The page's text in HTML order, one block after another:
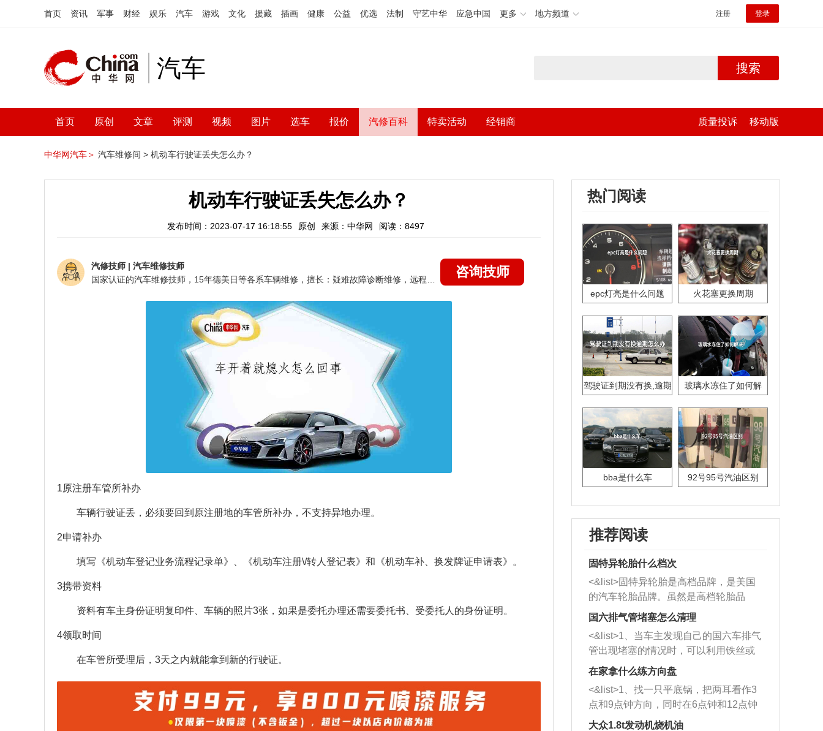
首页 资讯 军事 财经 娱乐 汽车 游戏 文化 援藏 插画 健康 公益 优选 法制 守艺中华 应急中国 更多 地方频道 注册 登录
汽车 搜索
首页 原创 文章 评测 视频 图片 选车 报价 汽修百科 特卖活动 经销商 质量投诉 移动版
中华网汽车＞ 汽车维修间 > 机动车行驶证丢失怎么办？
机动车行驶证丢失怎么办？
发布时间：2023-07-17 16:18:55 原创 来源：中华网 阅读：8497
汽修技师 | 汽车维修技师
咨询技师
1原注册车管所补办
车辆行驶证丢，必须要回到原注册地的车管所补办，不支持异地办理。
2申请补办
填写《机动车登记业务流程记录单》、《机动车注册\/转人登记表》和《机动车补、换发牌证申请表》。
3携带资料
资料有车主身份证明复印件、车辆的照片3张，如果是委托办理还需要委托书、受委托人的身份证明。
4领取时间
在车管所受理后，3天之内就能拿到新的行驶证。
热门阅读
epc灯亮是什么问题 火花塞更换周期
驾驶证到期没有换,逾期
玻璃水冻住了如何解
bba是什么车 92号95号汽油区别
推荐阅读
固特异轮胎什么档次
<&list>固特异轮胎是高档品牌，是美国
的汽车轮胎品牌。虽然是高档轮胎品
牌，但是中高低端的轮胎都有生产，这
也是为了更好的开拓市场。
国六排气管堵塞怎么清理
<&list>1、当车主发现自己的国六车排气
管出现堵塞的情况时，可以利用铁丝或
者是细棍，直接将杂物给取出来，如果
堵塞情况比较严重，也可以采取应急措
施。 <&list>2、直接利用木棍将所有的
杂物推到排气管里面的位置处，然后将
三元催化器拆解开，就可以将堵塞的东
在家拿什么练方向盘
<&list>1、找一只平底锅，把两耳看作3
点和9点钟方向，同时在6点钟和12点钟
方向做一个标记。 <&list>2、双手握住
大众1.8t发动机烧机油